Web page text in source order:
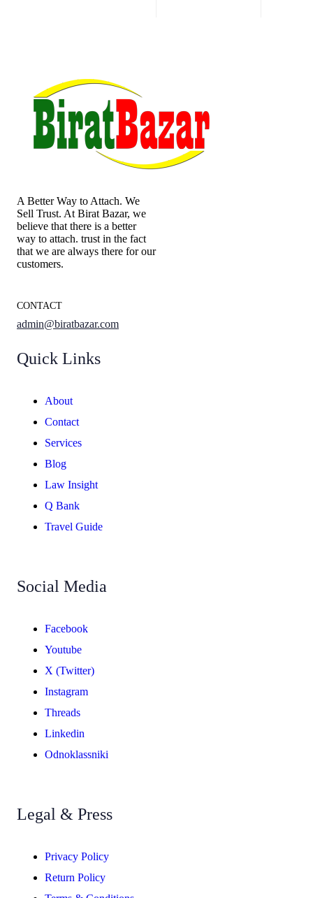
A Better Way to Attach. We
Sell Trust. At Birat Bazar, we
believe that there is a better
way to attach. trust in the fact
that we are always there for our
customers.
CONTACT
admin@biratbazar.com
Quick Links
About
Contact
Services
Blog
Law Insight
Q Bank
Travel Guide
Social Media
Facebook
Youtube
X (Twitter)
Instagram
Threads
Linkedin
Odnoklassniki
Legal & Press
Privacy Policy
Return Policy